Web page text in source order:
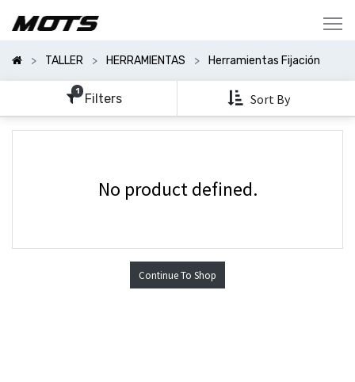
TALLER HERRAMIENTAS Herramientas Fijación
1 Filters Sort By
Categorías
Mostrar
Opciones
No product defined.
Continue To Shop